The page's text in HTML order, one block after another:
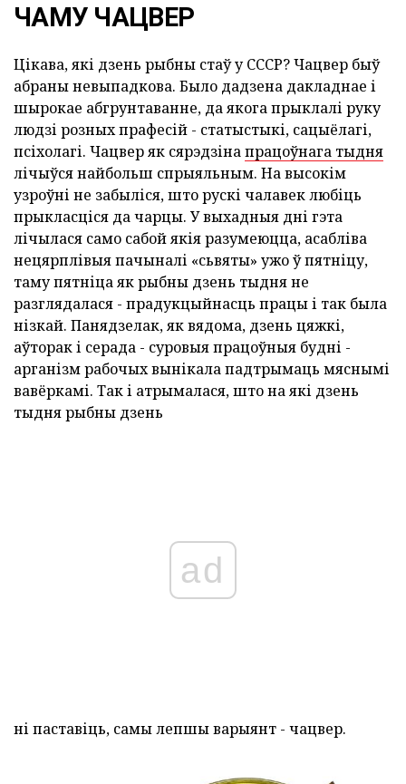
ЧАМУ ЧАЦВЕР
Цікава, які дзень рыбны стаў у СССР? Чацвер быў
абраны невыпадкова. Было дадзена дакладнае і
шырокае абгрунтаванне, да якога прыклалі руку
людзі розных прафесій - статыстыкі, сацыёлагі,
псіхолагі. Чацвер як сярэдзінапрацоўнага тыдня
лічыўся найбольш спрыяльным. На высокім
узроўні не забыліся, што рускі чалавек любіць
прыкласціся да чарцы. У выхадныя дні гэта
лічылася само сабой якія разумеюцца, асабліва
нецярплівыя пачыналі «сьвяты» ужо ў пятніцу,
таму пятніца як рыбны дзень тыдня не
разглядалася - прадукцыйнасць працы і так была
нізкай. Панядзелак, як вядома, дзень цяжкі,
аўторак і серада - суровыя працоўныя будні -
арганізм рабочых вынікала падтрымаць мяснымі
вавёркамі. Так і атрымалася, што на які дзень
тыдня рыбны дзень
ad
ні паставіць, самы лепшы варыянт - чацвер.